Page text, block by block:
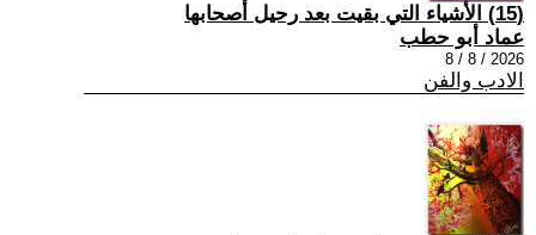
(15) الأشياء التي بقيت بعد رحيل أصحابها
عماد أبو حطب
2026 / 8 / 8
الادب والفن